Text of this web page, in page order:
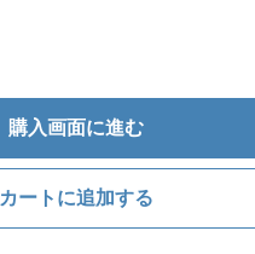
購入画面に進む
カートに追加する